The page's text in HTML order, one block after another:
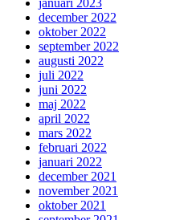
december 2022
oktober 2022
september 2022
augusti 2022
juli 2022
juni 2022
maj 2022
april 2022
mars 2022
februari 2022
januari 2022
december 2021
november 2021
oktober 2021